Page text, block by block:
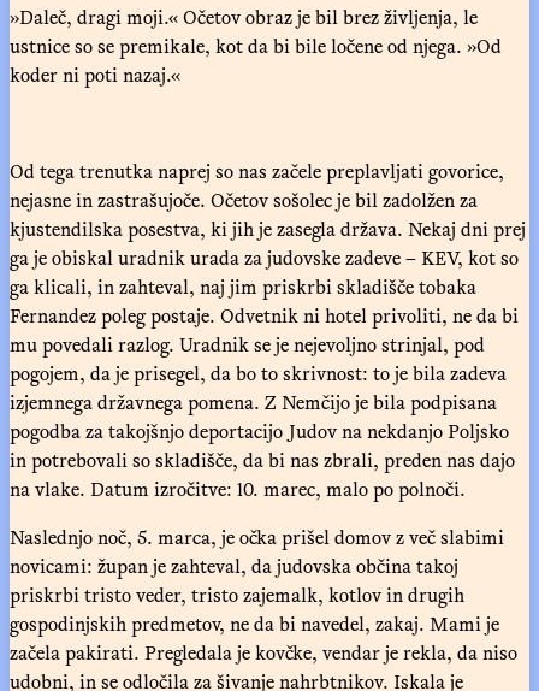
»Daleč, dragi moji.« Očetov obraz je bil brez življenja, le
ustnice so se premikale, kot da bi bile ločene od njega. »Od
koder ni poti nazaj.«
Od tega trenutka naprej so nas začele preplavljati govorice,
nejasne in zastrašujoče. Očetov sošolec je bil zadolžen za
kjustendilska posestva, ki jih je zasegla država. Nekaj dni prej
ga je obiskal uradnik urada za judovske zadeve – KEV, kot so
ga klicali, in zahteval, naj jim priskrbi skladišče tobaka
Fernandez poleg postaje. Odvetnik ni hotel privoliti, ne da bi
mu povedali razlog. Uradnik se je nejevoljno strinjal, pod
pogojem, da je prisegel, da bo to skrivnost: to je bila zadeva
izjemnega državnega pomena. Z Nemčijo je bila podpisana
pogodba za takojšnjo deportacijo Judov na nekdanjo Poljsko
in potrebovali so skladišče, da bi nas zbrali, preden nas dajo
na vlake. Datum izročitve: 10. marec, malo po polnoči.
Naslednjo noč, 5. marca, je očka prišel domov z več slabimi
novicami: župan je zahteval, da judovska občina takoj
priskrbi tristo veder, tristo zajemalk, kotlov in drugih
gospodinjskih predmetov, ne da bi navedel, zakaj. Mami je
začela pakirati. Pregledala je kovčke, vendar je rekla, da niso
udobni, in se odločila za šivanje nahrbtnikov. Iskala je